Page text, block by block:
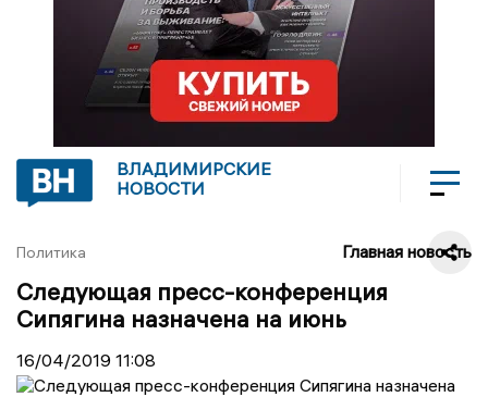
ВЛАДИМИРСКИЕ
НОВОСТИ
Политика Главная новость
Следующая пресс-конференция
Сипягина назначена на июнь
16/04/2019 11:08